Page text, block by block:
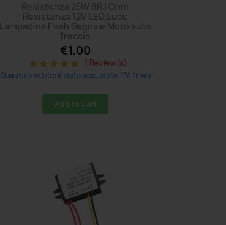
Resistenza 25W 8RJ Ohm
Resistenza 12V LED Luce
Lampadina Flash Segnale Moto auto
freccia
€1.00
star star star star star 1 Review(s)
Questo prodotto è stato acquistato: 134 times
Add to Cart